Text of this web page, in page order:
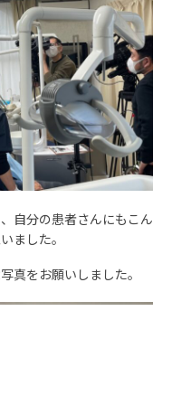
自分の患者さんにもこん
ました。
真をお願いしました。